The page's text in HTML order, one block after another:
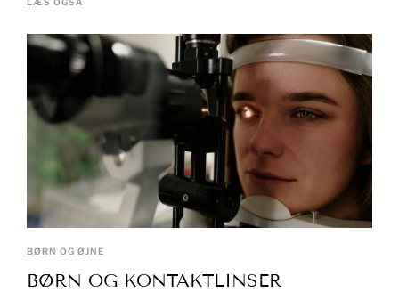
BØRN OG ØJNE
BØRN OG KONTAKTLINSER